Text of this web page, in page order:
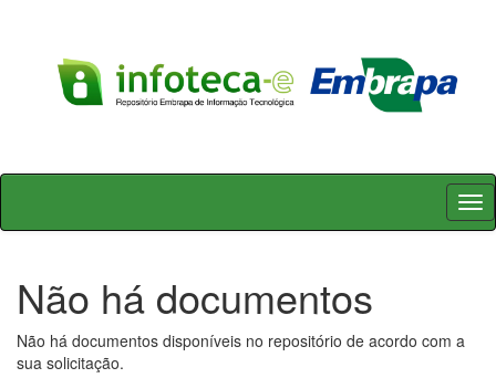
Skip
Não há documentos
Não há documentos disponíveis no repositório de acordo com a
sua solicitação.